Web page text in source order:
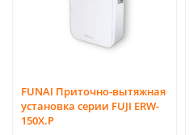
FUNAI Приточно-вытяжная
установка серии FUJI ERW-
150X.P